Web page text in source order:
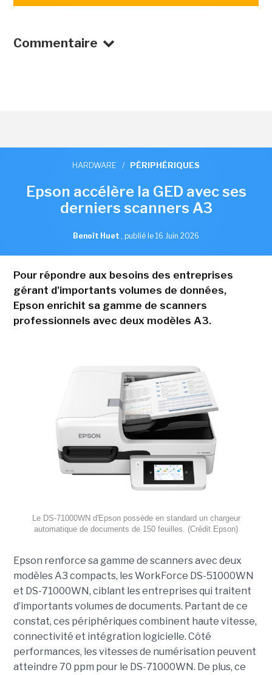
Commentaire
HARDWARE / PÉRIPHÉRIQUES
Epson accélère la GED avec ses
derniers scanners A3
Benoît Huet , publié le 16 Juin 2026
Pour répondre aux besoins des entreprises
gérant d'importants volumes de données,
Epson enrichit sa gamme de scanners
professionnels avec deux modèles A3.
Le DS-71000WN d'Epson possède en standard un chargeur
automatique de documents de 150 feuilles. (Crédit Epson)
Epson renforce sa gamme de scanners avec deux
modèles A3 compacts, les WorkForce DS-51000WN
et DS-71000WN, ciblant les entreprises qui traitent
d’importants volumes de documents. Partant de ce
constat, ces périphériques combinent haute vitesse,
connectivité et intégration logicielle. Côté
performances, les vitesses de numérisation peuvent
atteindre 70 ppm pour le DS-71000WN. De plus, ce